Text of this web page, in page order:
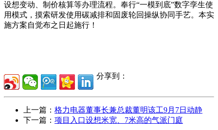
设想变动、制价核算等办理流程。奉行“一模到底”数字孪生使
用模式，摸索研发使用碳减排和固废轮回操纵协同手艺。本实
施方案自觉布之日起施行！
分享到：
上一篇： 格力电器董事长兼总裁董明该工9月7日动静
下一篇： 项目入口设想米宽、7米高的气派门庭